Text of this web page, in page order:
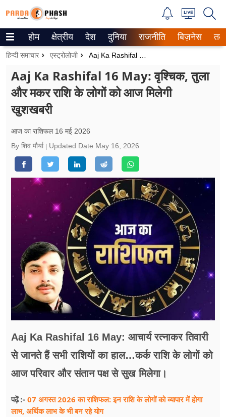
Trending on Google News
वेब स्टोरीज
उत्तर प्रदेश
वीडियो
रिलेशनशिप
सेहत
ब्‍यूटी
जॉब्स
अन्य खबरें
होम क्षेत्रीय देश दुनिया राजनीति बिज़नेस
हिन्दी समाचार एस्ट्रोलोजी
Aaj Ka Rashifal 16 May: वृश्चिक, तुला
और मकर राशि के लोगों को आज मिलेगी
खुशखबरी
आज का राशिफल 16 मई 2026
By शिव मौर्या
Updated Date May 16, 2026
Aaj Ka Rashifal 16 May: आचार्य रत्नाकर तिवारी
से जानते हैं सभी राशियों का हाल…कर्क राशि के लोगों को
आज परिवार और संतान पक्ष से सुख मिलेगा।
पढ़ें :- 07 अगस्त 2026 का राशिफल: इन राशि के लोगों को व्यापार में होगा
लाभ, अर्थिक लाभ के भी बन रहे योग